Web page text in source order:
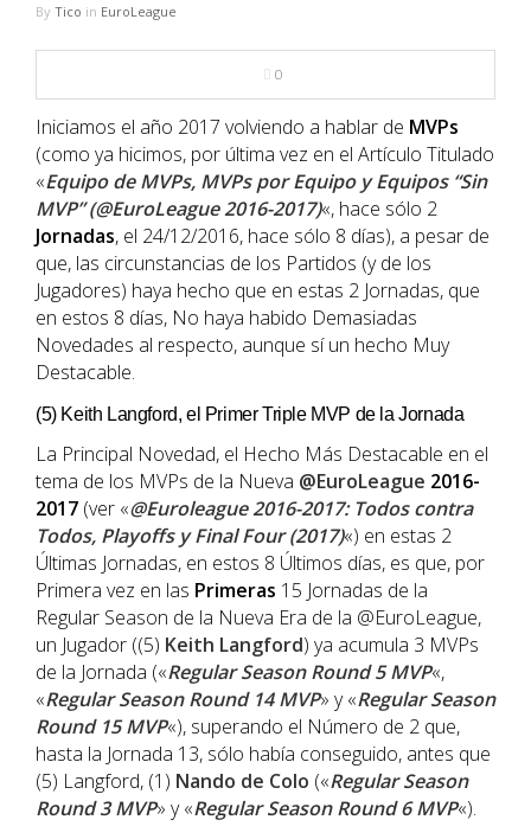
MULTIMEDIA
By Tico in EuroLeague
0
Iniciamos el año 2017 volviendo a hablar de MVPs
(como ya hicimos, por última vez en el Artículo Titulado
«Equipo de MVPs, MVPs por Equipo y Equipos “Sin
MVP” (@EuroLeague 2016-2017)«, hace sólo 2
Jornadas, el 24/12/2016, hace sólo 8 días), a pesar de
que, las circunstancias de los Partidos (y de los
Jugadores) haya hecho que en estas 2 Jornadas, que
en estos 8 días, No haya habido Demasiadas
Novedades al respecto, aunque sí un hecho Muy
Destacable.
(5) Keith Langford, el Primer Triple MVP de la Jornada
La Principal Novedad, el Hecho Más Destacable en el
tema de los MVPs de la Nueva @EuroLeague 2016-
2017 (ver «@Euroleague 2016-2017: Todos contra
Todos, Playoffs y Final Four (2017)«) en estas 2
Últimas Jornadas, en estos 8 Últimos días, es que, por
Primera vez en las Primeras 15 Jornadas de la
Regular Season de la Nueva Era de la @EuroLeague,
un Jugador ((5) Keith Langford) ya acumula 3 MVPs
de la Jornada («Regular Season Round 5 MVP«,
«Regular Season Round 14 MVP» y «Regular Season
Round 15 MVP«), superando el Número de 2 que,
hasta la Jornada 13, sólo había conseguido, antes que
(5) Langford, (1) Nando de Colo («Regular Season
Round 3 MVP» y «Regular Season Round 6 MVP«).